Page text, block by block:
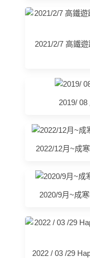
2021/2/7 高鐵
2019/
2022/12月~成
2020/9月~成
2022 / 03 /29